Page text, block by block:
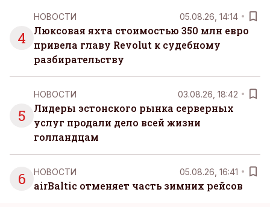
4
НОВОСТИ 05.08.26, 14:14
Люксовая яхта стоимостью 350 млн евро
привела главу Revolut к судебному
разбирательству
5
НОВОСТИ 03.08.26, 18:42
Лидеры эстонского рынка серверных
услуг продали дело всей жизни
голландцам
6 НОВОСТИ 05.08.26, 16:41
airBaltic отменяет часть зимних рейсов